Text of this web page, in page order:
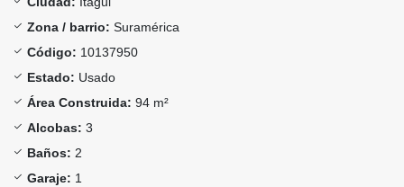
Zona / barrio: Suramérica
Código: 10137950
Estado: Usado
Área Construida: 94 m²
Alcobas: 3
Baños: 2
Garaje: 1